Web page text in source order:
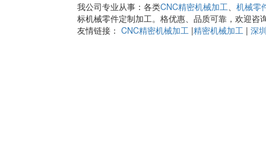
我公司专业从事：各类CNC精密机械加工、 机械零
标机械零件定制加工。格优惠、品质可靠，欢迎咨
友情链接： CNC精密机械加工 |精密机械加工 | 深